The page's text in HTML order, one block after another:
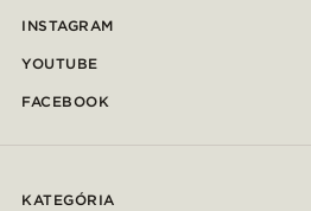
INSTAGRAM
YOUTUBE
FACEBOOK
KATEGÓRIA